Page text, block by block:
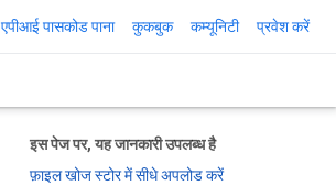
एपीआई पासकोड पाना कुकबुक कम्यूनिटी प्रवेश करें
इस पेज पर, यह जानकारी उपलब्ध है
फ़ाइल खोज स्टोर में सीधे अपलोड करें